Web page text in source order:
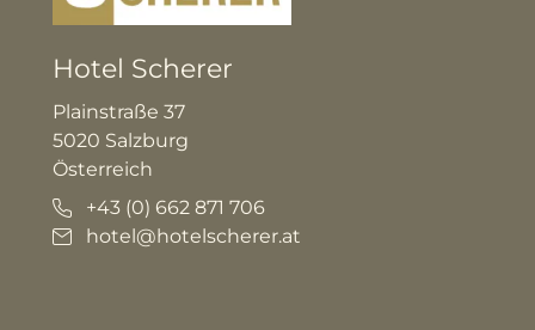
Hotel Scherer
Plainstraße 37
5020 Salzburg
Österreich
+43 (0) 662 871 706
hotel@hotelscherer.at